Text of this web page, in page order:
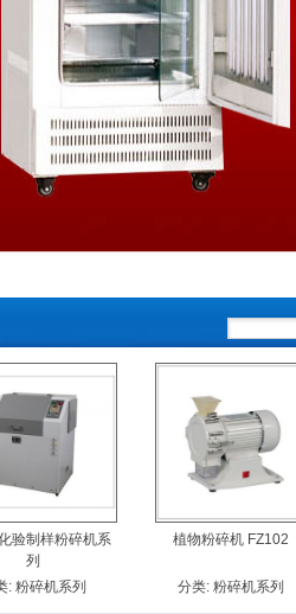
验制样粉碎机系
列
: 粉碎机系列
植物粉碎机 FZ102
分类: 粉碎机系列